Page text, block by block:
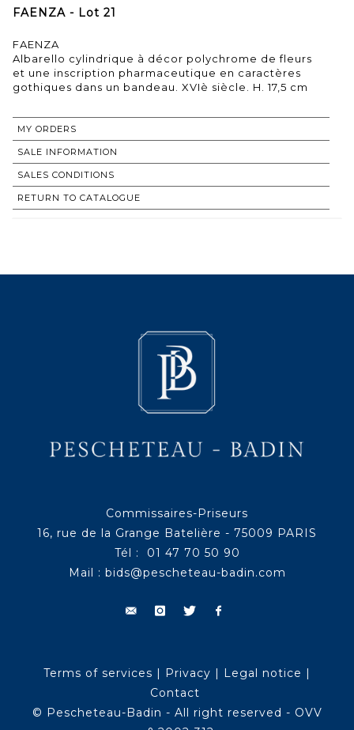
FAENZA - Lot 21
FAENZA
Albarello cylindrique à décor polychrome de fleurs
et une inscription pharmaceutique en caractères
gothiques dans un bandeau. XVIè siècle. H. 17,5 cm
MY ORDERS
SALE INFORMATION
SALES CONDITIONS
RETURN TO CATALOGUE
Commissaires-Priseurs
16, rue de la Grange Batelière - 75009 PARIS
Tél : 01 47 70 50 90
Mail : bids@pescheteau-badin.com
Terms of services | Privacy | Legal notice |
Contact
© Pescheteau-Badin - All right reserved - OVV